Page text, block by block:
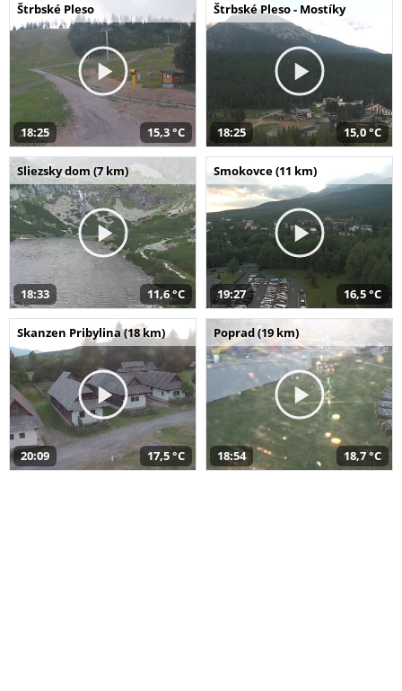
Štrbské Pleso
18:25 15,3 °C
Štrbské Pleso - Mostíky
18:25 15,0 °C
Sliezsky dom (7 km)
18:33 11,6 °C
Smokovce (11 km)
19:27 16,5 °C
Skanzen Pribylina (18 km)
20:09 17,5 °C
Poprad (19 km)
18:54 18,7 °C